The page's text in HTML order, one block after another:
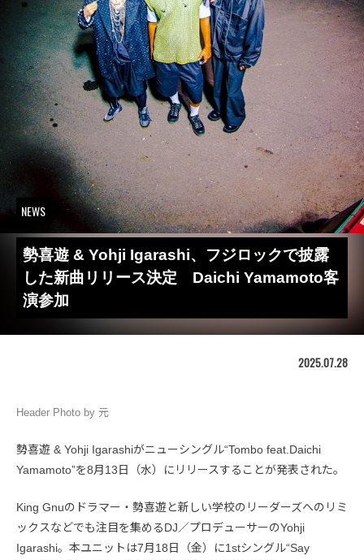
NEWS
勢喜遊 & Yohji Igarashi、フジロックで披露
した新曲リリース決定 Daichi Yamamoto客
演参加
2025.07.28
Header Photo by 元
勢喜遊 & Yohji Igarashiがニューシングル“Tombo feat.Daichi
Yamamoto”を8月13日（水）にリリースすることが発表された。
King Gnuのドラマー・勢喜遊と新しい学校のリーダーズへのリミ
ックスなどでも注目を集めるDJ／プロデューサーのYohji
Igarashi。本ユニットは7月18日（金）に1stシングル“Say